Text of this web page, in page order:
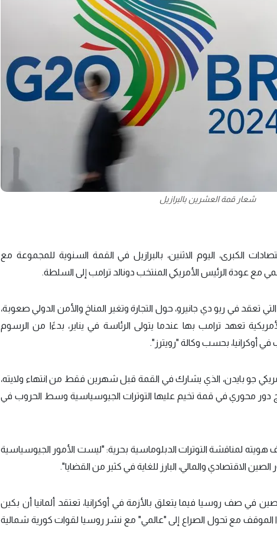
شعار قمة العشرين بالبرازيل
الكبرى، اليوم الاثنين، بالبرازيل في القمة السنوية للمجموعة مع
مع عودة الرئيس الأمريكي المنتخب دونالد ترامب إلى السلطة.
تعقد في ريو دي جانيرو، حول التجارة وتغير المناخ والأمن الدولي صعوبة،
تعهد ترامب بها عندما يتولى الرئاسة في يناير، بدءًا من الرسوم
أوكرانيا، بحسب وكالة "رويترز".
جو بايدن، الذي يشارك في القمة قبل شهرين فقط من انتهاء ولايته،
محوري في قمة تخيم عليها التوترات الجيوسياسية وسط الحروب في
لمناقشة التوترات الدبلوماسية بحرية: "ليست الأمور الجيوسياسية
الاقتصادي والمالي، البارز للغاية في كثير من القضايا".
في صف روسيا فيما يتعلق بالأزمة في أوكرانيا، تعتقد ألمانيا أن بكين
مع تحول الصراع إلى "عالمي" مع نشر روسيا لقوات كورية شمالية